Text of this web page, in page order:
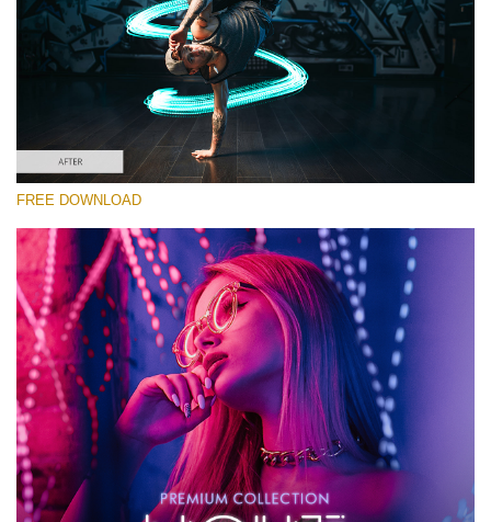
Free Photoshop Overlay #2 Small 800*533px
Light Streak
Large 6000*4000px
4 Seasons (411 Overlays)
Entire Collection
(1783 Overlays)
Large 6000*4000px
मुफ्त डाउनलोड
FREE DOWNLOAD